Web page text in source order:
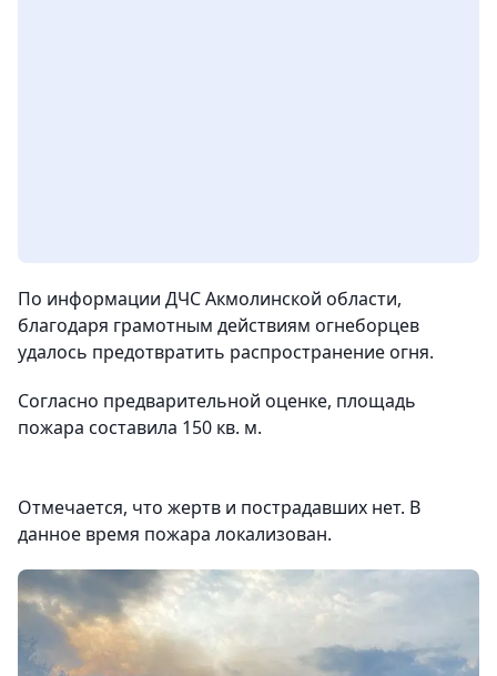
По информации ДЧС Акмолинской области,
благодаря грамотным действиям огнеборцев
удалось предотвратить распространение огня.
Согласно предварительной оценке, площадь
пожара составила 150 кв. м.
Отмечается, что жертв и пострадавших нет. В
данное время пожара локализован.